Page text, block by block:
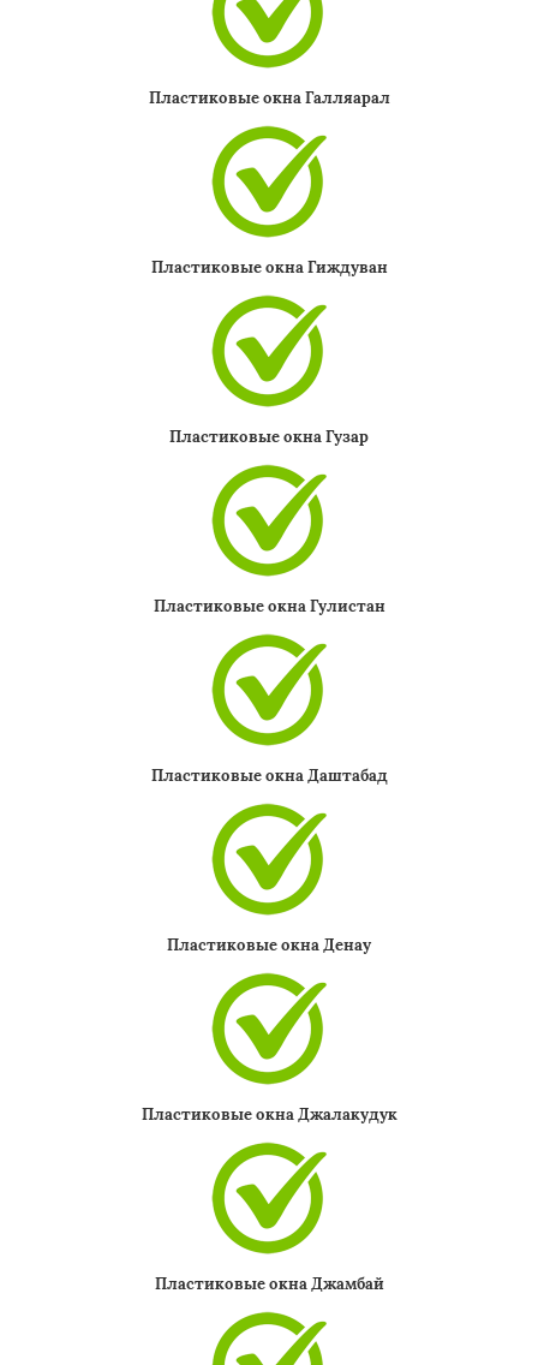
Пластиковые окна Галляарал
Пластиковые окна Гиждуван
Пластиковые окна Гузар
Пластиковые окна Гулистан
Пластиковые окна Даштабад
Пластиковые окна Денау
Пластиковые окна Джалакудук
Пластиковые окна Джамбай